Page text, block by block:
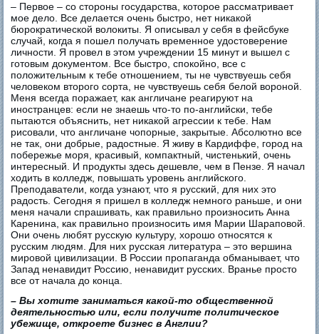
– Первое – со стороны государства, которое рассматривает
мое дело. Все делается очень быстро, нет никакой
бюрократической волокиты. Я описывал у себя в фейсбуке
случай, когда я пошел получать временное удостоверение
личности. Я провел в этом учреждении 15 минут и вышел с
готовым документом. Все быстро, спокойно, все с
положительным к тебе отношением, ты не чувствуешь себя
человеком второго сорта, не чувствуешь себя белой вороной.
Меня всегда поражает, как англичане реагируют на
иностранцев: если не знаешь что-то по-английски, тебе
пытаются объяснить, нет никакой агрессии к тебе. Нам
рисовали, что англичане чопорные, закрытые. Абсолютно все
не так, они добрые, радостные. Я живу в Кардиффе, город на
побережье моря, красивый, компактный, чистенький, очень
интересный. И продукты здесь дешевле, чем в Пензе. Я начал
ходить в колледж, повышать уровень английского.
Преподаватели, когда узнают, что я русский, для них это
радость. Сегодня я пришел в колледж немного раньше, и они
меня начали спрашивать, как правильно произносить Анна
Каренина, как правильно произносить имя Марии Шараповой.
Они очень любят русскую культуру, хорошо относятся к
русским людям. Для них русская литература – это вершина
мировой цивилизации. В России пропаганда обманывает, что
Запад ненавидит Россию, ненавидит русских. Вранье просто
все от начала до конца.
– Вы хотите заниматься какой-то общественной
деятельностью или, если получите политическое
убежище, откроете бизнес в Англии?